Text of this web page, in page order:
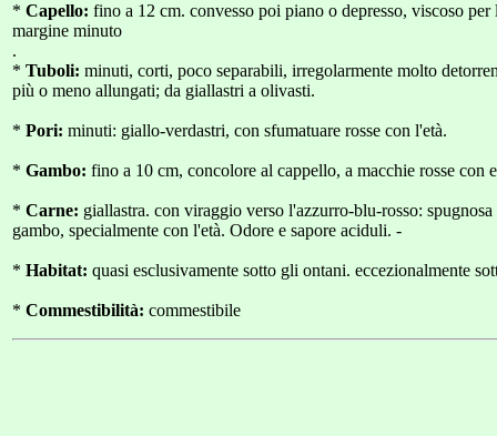
* Capello: fino a 12 cm. convesso poi piano o depresso, viscoso
margine minuto
.
* Tuboli: minuti, corti, poco separabili, irregolarmente molto
più o meno allungati; da giallastri a olivasti.
* Pori: minuti: giallo-verdastri, con sfumatuare rosse con l'età.
* Gambo: fino a 10 cm, concolore al cappello, a macchie rosse con
* Carne: giallastra. con viraggio verso l'azzurro-blu-rosso:
gambo, specialmente con l'età. Odore e sapore aciduli. -
* Habitat: quasi esclusivamente sotto gli ontani. eccezionalmente
* Commestibilità: commestibile